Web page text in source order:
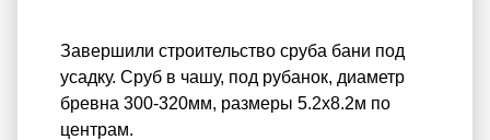
Завершили строительство сруба бани под
усадку. Сруб в чашу, под рубанок, диаметр
бревна 300-320мм, размеры 5.2х8.2м по
центрам.